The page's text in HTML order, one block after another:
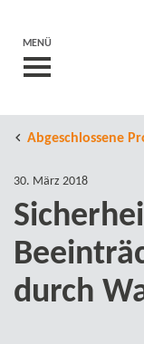
MENÜ
Abgeschlossene
30. März 2018
durch